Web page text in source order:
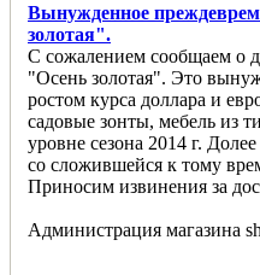
Вынужденное
золотая".
С сожалением сообщаем о
"Осень золотая". Это
ростом курса доллара и
садовые зонты, мебель из
уровне сезона 2014 г.
со сложившейся к тому
Приносим извинения за
Администрация магазина